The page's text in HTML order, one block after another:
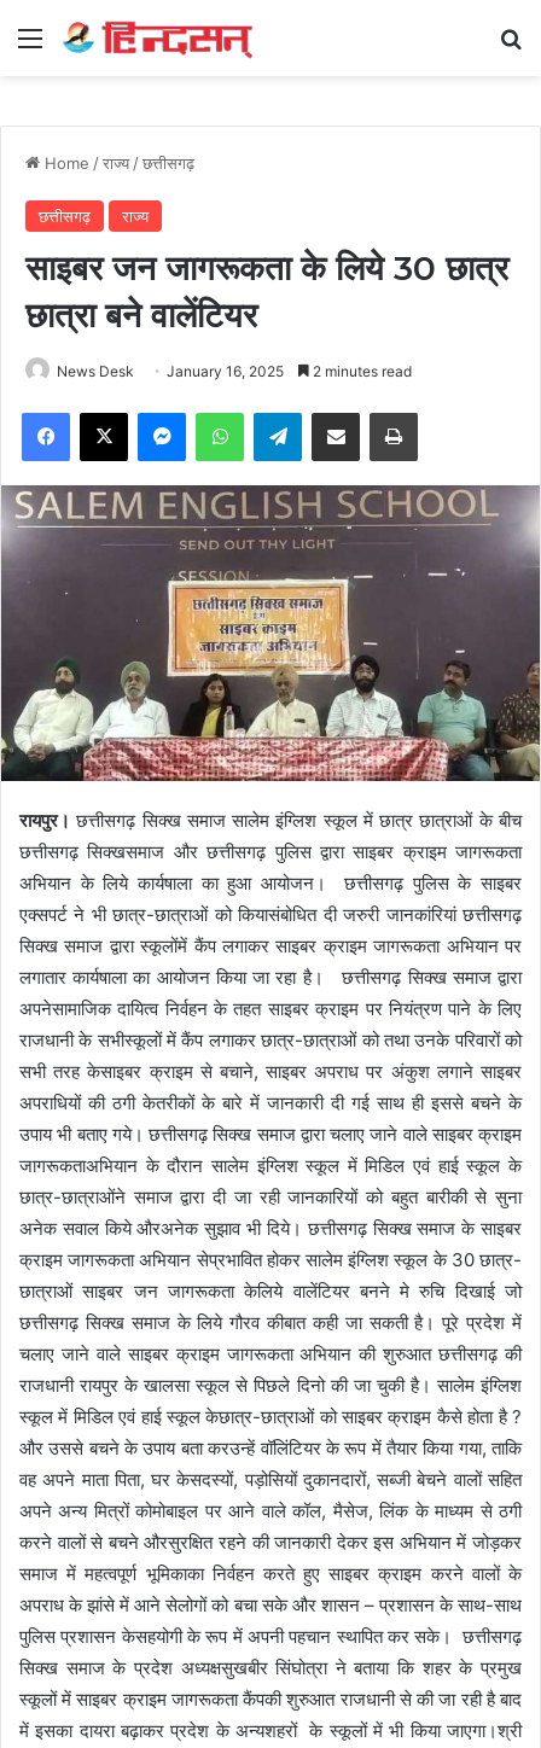
Menu
Home /राज्य /छत्तीसगढ़
छत्तीसगढ़ राज्य
साइबर जन जागरूकता के लिये 30 छात्र
छात्रा बने वालेंटियर
News Desk January 16, 2025 2 minutes read
Facebook
X MessengerWhatsAppTelegramShare via Email Print
रायपुर।छत्तीसगढ़ सिक्ख समाज सालेम इंग्लिश स्कूल में छात्र छात्राओं के बीच
छत्तीसगढ़ सिक्खसमाज और छत्तीसगढ़ पुलिस द्वारा साइबर क्राइम जागरूकता
अभियान के लिये कार्यषाला का हुआ आयोजन। छत्तीसगढ़ पुलिस के साइबर
एक्सपर्ट ने भी छात्र-छात्राओं को कियासंबोधित दी जरुरी जानकांरियां छत्तीसगढ़
सिक्ख समाज द्वारा स्कूलोंमें कैंप लगाकर साइबर क्राइम जागरूकता अभियान पर
लगातार कार्यषाला का आयोजन किया जा रहा है। छत्तीसगढ़ सिक्ख समाज द्वारा
अपनेसामाजिक दायित्व निर्वहन के तहत साइबर क्राइम पर नियंत्रण पाने के लिए
राजधानी के सभीस्कूलों में कैंप लगाकर छात्र-छात्राओं को तथा उनके परिवारों को
सभी तरह केसाइबर क्राइम से बचाने, साइबर अपराध पर अंकुश लगाने साइबर
अपराधियों की ठगी केतरीकों के बारे में जानकारी दी गई साथ ही इससे बचने के
उपाय भी बताए गये। छत्तीसगढ़ सिक्ख समाज द्वारा चलाए जाने वाले साइबर क्राइम
जागरूकताअभियान के दौरान सालेम इंग्लिश स्कूल में मिडिल एवं हाई स्कूल के
छात्र-छात्राओंने समाज द्वारा दी जा रही जानकारियों को बहुत बारीकी से सुना
अनेक सवाल किये औरअनेक सुझाव भी दिये। छत्तीसगढ़ सिक्ख समाज के साइबर
क्राइम जागरूकता अभियान सेप्रभावित होकर सालेम इंग्लिश स्कूल के 30 छात्र-
छात्राओं साइबर जन जागरूकता केलिये वालेंटियर बनने मे रुचि दिखाई जो
छत्तीसगढ़ सिक्ख समाज के लिये गौरव कीबात कही जा सकती है। पूरे प्रदेश में
चलाए जाने वाले साइबर क्राइम जागरूकता अभियान की शुरुआत छत्तीसगढ़ की
राजधानी रायपुर के खालसा स्कूल से पिछले दिनो की जा चुकी है। सालेम इंग्लिश
स्कूल में मिडिल एवं हाई स्कूल केछात्र-छात्राओं को साइबर क्राइम कैसे होता है ?
और उससे बचने के उपाय बता करउन्हें वॉलिंटियर के रूप में तैयार किया गया, ताकि
वह अपने माता पिता, घर केसदस्यों, पड़ोसियों दुकानदारों, सब्जी बेचने वालों सहित
अपने अन्य मित्रों कोमोबाइल पर आने वाले कॉल, मैसेज, लिंक के माध्यम से ठगी
करने वालों से बचने औरसुरक्षित रहने की जानकारी देकर इस अभियान में जोड़कर
समाज में महत्वपूर्ण भूमिकाका निर्वहन करते हुए साइबर क्राइम करने वालों के
अपराध के झांसे में आने सेलोगों को बचा सके और शासन – प्रशासन के साथ-साथ
पुलिस प्रशासन केसहयोगी के रूप में अपनी पहचान स्थापित कर सके। छत्तीसगढ़
सिक्ख समाज के प्रदेश अध्यक्षसुखबीर सिंघोत्रा ने बताया कि शहर के प्रमुख
स्कूलों में साइबर क्राइम जागरूकता कैंपकी शुरुआत राजधानी से की जा रही है बाद
में इसका दायरा बढ़ाकर प्रदेश के अन्यशहरों के स्कूलों में भी किया जाएगा।श्री